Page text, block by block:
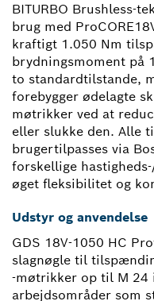
BITURBO Brushless-
brug med
kraftigt 1.050 Nm
brydningsmoment på
to standardtilstande,
forebygger ødelagte
møtrikker ved at
eller slukke den. Alle
brugertilpasses via
forskellige
øget fleksibilitet og
Udstyr og anvendelse
GDS 18V-1050 HC
slagnøgle til
-møtrikker op til M
arbejdsområder som